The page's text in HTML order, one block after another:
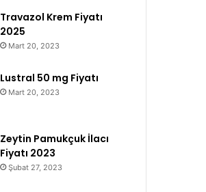
Travazol Krem Fiyatı
2025
Mart 20, 2023
Lustral 50 mg Fiyatı
Mart 20, 2023
Zeytin Pamukçuk İlacı
Fiyatı 2023
Şubat 27, 2023